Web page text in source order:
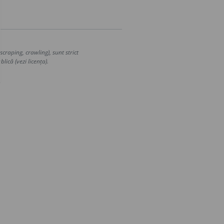
crawling), sunt strict
(vezi licența).